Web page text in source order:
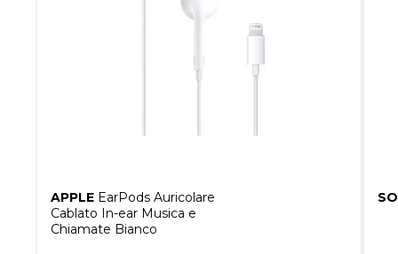
APPLE EarPods Auricolare
Cablato In-ear Musica e
Chiamate Bianco